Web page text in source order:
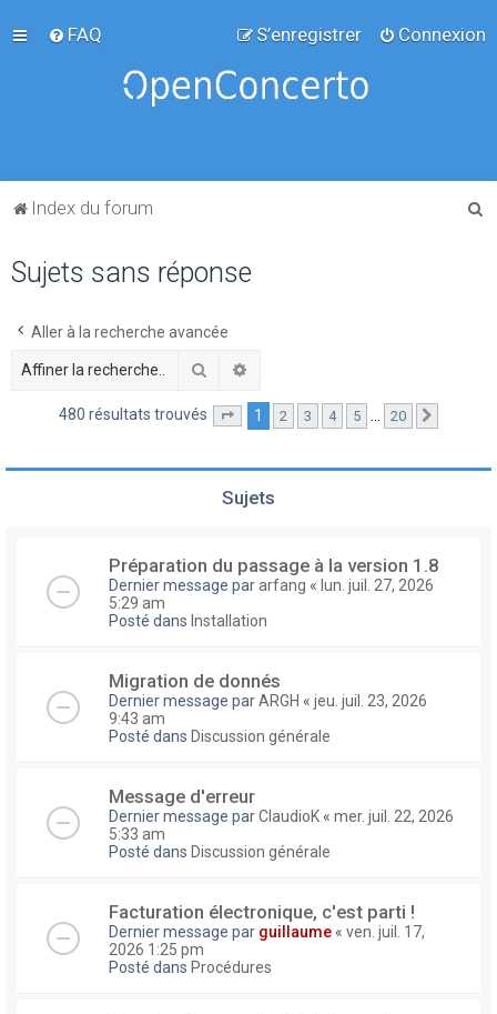
FAQ Connexion
S’enregistrer
Index du forum
Sujets sans réponse
Aller à la recherche avancée
Rechercher
480 résultats trouvés Page sur20
1 2 3 4 5 … 20
Sujets
Préparation du passage à la version 1.8
Dernier message pararfang « lun. juil. 27, 2026
5:29 am
Posté dans Installation
Migration de donnés
Dernier message parARGH « jeu. juil. 23, 2026
9:43 am
Posté dans Discussion générale
Message d'erreur
Dernier message parClaudioK « mer. juil. 22, 2026
5:33 am
Posté dans Discussion générale
Facturation électronique, c'est parti !
Dernier message par guillaume « ven. juil. 17,
2026 1:25 pm
Posté dans Procédures